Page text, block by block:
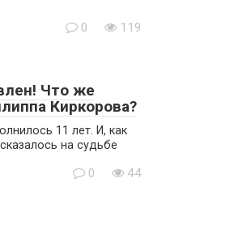
0 119
Что же
Киркорова?
11 лет. И, как
на судьбе
0 44